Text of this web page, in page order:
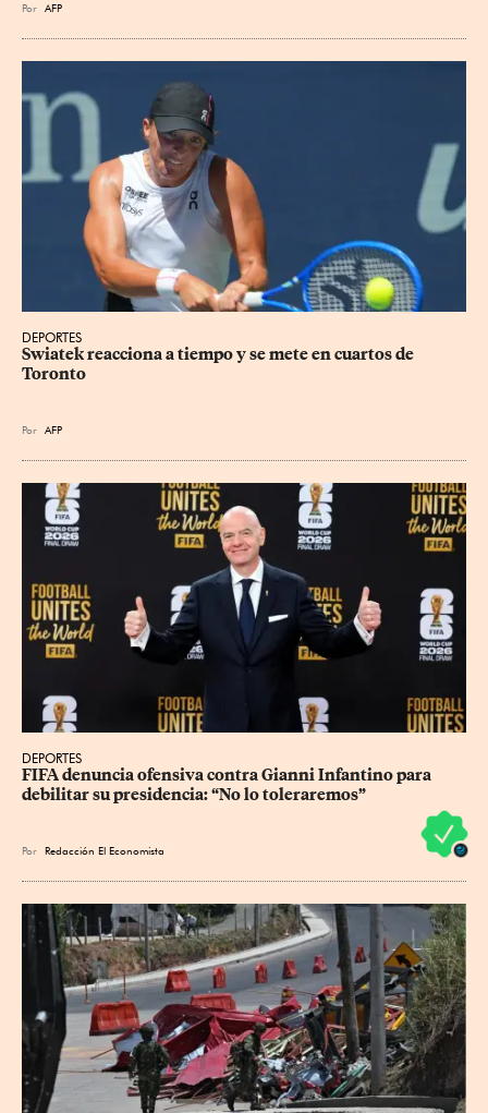
Por AFP
DEPORTES
Swiatek reacciona a tiempo y se mete en cuartos de
Toronto
Por AFP
DEPORTES
FIFA denuncia ofensiva contra Gianni Infantino para
debilitar su presidencia: “No lo toleraremos”
Por Redacción El Economista